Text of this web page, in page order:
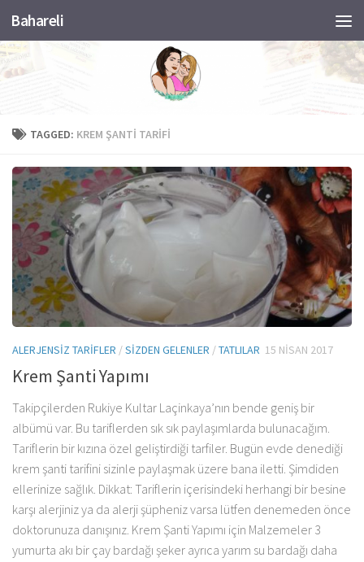
Skip to content
Bahareli
TAGGED: KREM ŞANTI TARIFI
ALERJENSIZ TARIFLER /SIZDEN GELENLER /TATLILAR 15 NISAN 2017
Krem Şanti Yapımı
Takipçilerden Rukiye Kultar Laçinkaya’nın bende geniş bir
albümü var. Bu tariflerden sık sık paylaşımlarda bulunacağım.
Tariflerin bir kızına özel geliştirdiği tarfiler. Bugün evde denediği
krem şanti tarifini sizinle paylaşmak üzere bana iletti. Şimdiden
ellerinize sağlık. Dikkat: Tariflerin içerisindeki herhangi bir besine
karşı alerjiniz ya da alerji şüpheniz varsa lütfen denemeden önce
doktorunuza danışınız. Krem Şanti Yapımı için Malzemeler 3
yumurta akı bir çay bardağı şeker ayrıca yarım su bardağı daha